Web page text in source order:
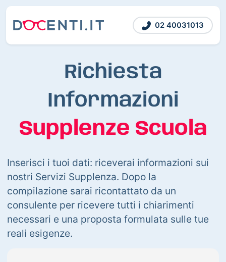
02 40031013
Richiesta
Informazioni
Supplenze Scuola
Inserisci i tuoi dati: riceverai informazioni sui
nostri Servizi Supplenza. Dopo la
compilazione sarai ricontattato da un
consulente per ricevere tutti i chiarimenti
necessari e una proposta formulata sulle tue
reali esigenze.